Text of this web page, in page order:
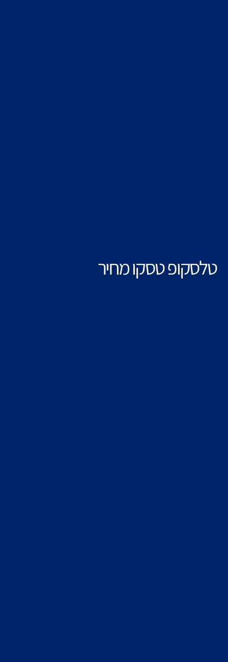
טלסקופ טסקו מחיר